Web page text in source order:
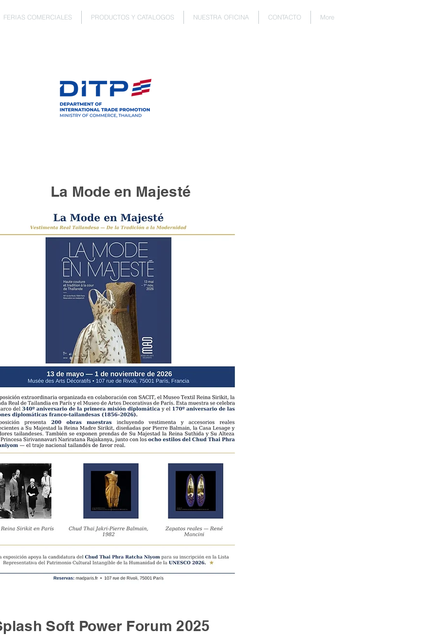
FERIAS COMERCIALES PRODUCTOS Y CATALOGOS NUESTRA OFICINA CONTACTO More
La Mode en Majesté
Soft Power Forum 2025